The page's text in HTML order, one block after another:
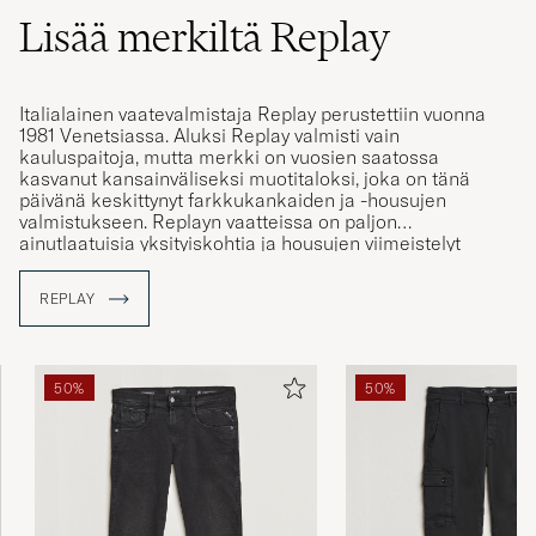
Lisää merkiltä Replay
Italialainen vaatevalmistaja Replay perustettiin vuonna
1981 Venetsiassa. Aluksi Replay valmisti vain
kauluspaitoja, mutta merkki on vuosien saatossa
kasvanut kansainväliseksi muotitaloksi, joka on tänä
päivänä keskittynyt farkkukankaiden ja -housujen
valmistukseen. Replayn vaatteissa on paljon
ainutlaatuisia yksityiskohtia ja housujen viimeistelyt
tehdään käsityönä, mikä antaa jokaiselle housulle
REPLAY
50% 50%